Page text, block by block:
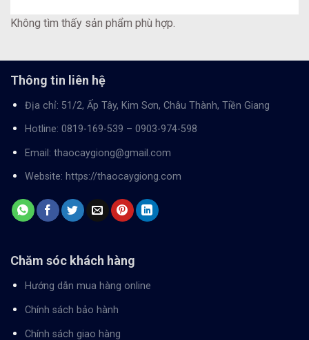
Không tìm thấy sản phẩm phù hợp.
Thông tin liên hệ
Địa chỉ: 51/2, Ấp Tây, Kim Sơn, Châu Thành, Tiền Giang
Hotline: 0819-169-539 – 0903-974-598
Email: thaocaygiong@gmail.com
Website: https://thaocaygiong.com
Chăm sóc khách hàng
Hướng dẫn mua hàng online
Chính sách bảo hành
Chính sách giao hàng